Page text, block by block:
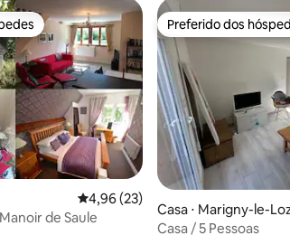
5, 61 avaliações
4,96 de uma avaliação média de 5,
4,96 (23)
de Saule
Preferido dos
Preferido dos
Casa ⋅ Marigny-le-
Casa / 5 Pessoas